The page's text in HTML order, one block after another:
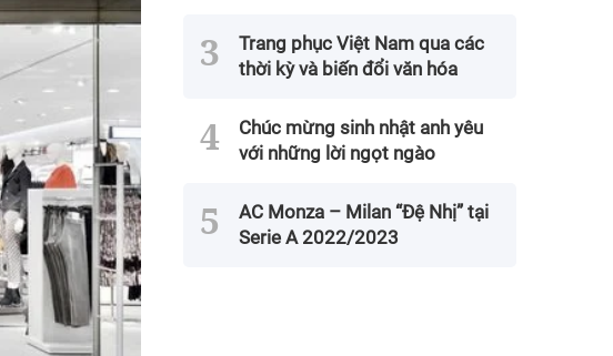
Trang phục Việt Nam qua các
thời kỳ và biến đổi văn hóa
Chúc mừng sinh nhật anh yêu
với những lời ngọt ngào
AC Monza – Milan “Đệ Nhị” tại
Serie A 2022/2023